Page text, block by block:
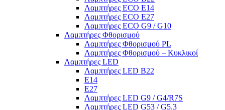
Λαμπτήρες ECO E14
Λαμπτήρες ECO E27
Λαμπτήρες ECO G9 / G10
Λαμπτήρες Φθορισμού
Λαμπτήρες Φθορισμού PL
Λαμπτήρες Φθορισμού – Κυκλικοί
Λαμπτήρες LED
Λαμπτήρες LED B22
E14
E27
Λαμπτήρες LED G9 / G4/R7S
Λαμπτήρες LED G53 / G5.3